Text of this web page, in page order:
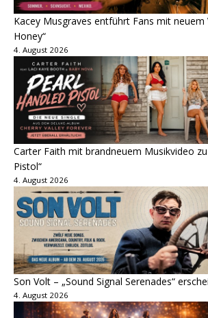
Kacey Musgraves entführt Fans mit neuem
Honey“
4. August 2026
Carter Faith mit brandneuem Musikvideo
Pistol“
4. August 2026
Son Volt – „Sound Signal Serenades“
4. August 2026